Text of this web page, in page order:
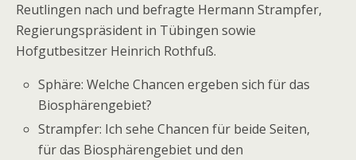
Reutlingen nach und befragte Hermann Strampfer,
Regierungspräsident in Tübingen sowie
Hofgutbesitzer Heinrich Rothfuß.
Sphäre: Welche Chancen ergeben sich für das
Biosphärengebiet?
Strampfer: Ich sehe Chancen für beide Seiten,
für das Biosphärengebiet und den